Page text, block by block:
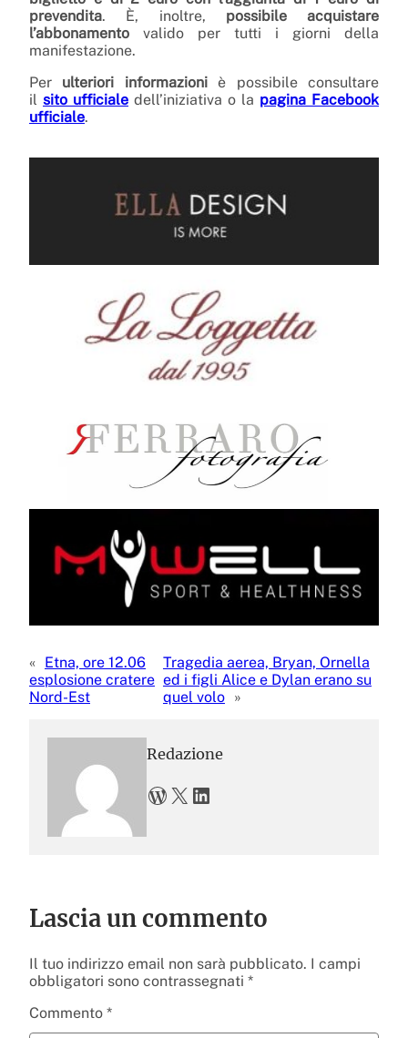
prevendita. È, inoltre, possibile acquistare
l’abbonamento valido per tutti i giorni della
manifestazione.
Per ulteriori informazioniè possibile consultare
il sito ufficiale dell’iniziativa o la pagina Facebook
ufficiale.
« Etna, ore 12.06
esplosione cratere
Nord-Est
Tragedia aerea, Bryan, Ornella
ed i figli Alice e Dylan erano su
quel volo »
Redazione
WordPress X LinkedIn
Lascia un commento
Il tuo indirizzo email non sarà pubblicato. I campi
obbligatori sono contrassegnati *
Commento *